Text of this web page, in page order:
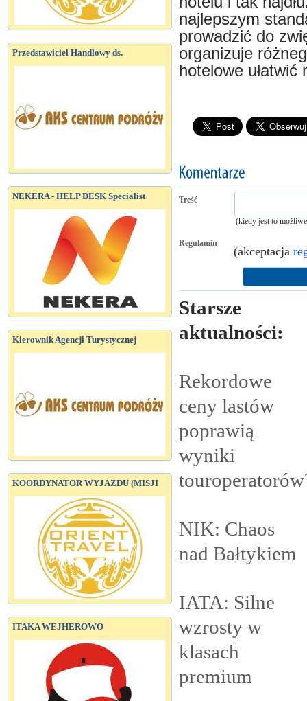
Przedstawiciel Handlowy ds.
NEKERA - HELP DESK Specialist
Kierownik Agencji Turystycznej
KOORDYNATOR WYJAZDU (MISJI
ITAKA WEJHEROWO
najlepszym
prowadzić do
organizuje
hotelowe
Treść
(kiedy jest to
Regulamin
(akceptacja
Starsze
aktualności:
Rekordowe
ceny lastów
poprawią
wyniki
NIK: Chaos
nad Bałtykiem
IATA: Silne
wzrosty w
klasach
premium